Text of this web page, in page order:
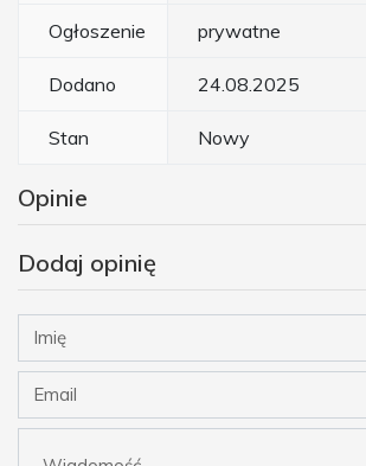
Ogłoszenie prywatne
Dodano 24.08.2025
Stan Nowy
Opinie
Dodaj opinię